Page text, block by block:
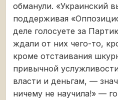
обманули. «Украинский
поддерживая
деле голосуете за
ждали от них чего-то,
кроме отстаивания
привычной
власти и деньгам, —
ничему не научила!» —